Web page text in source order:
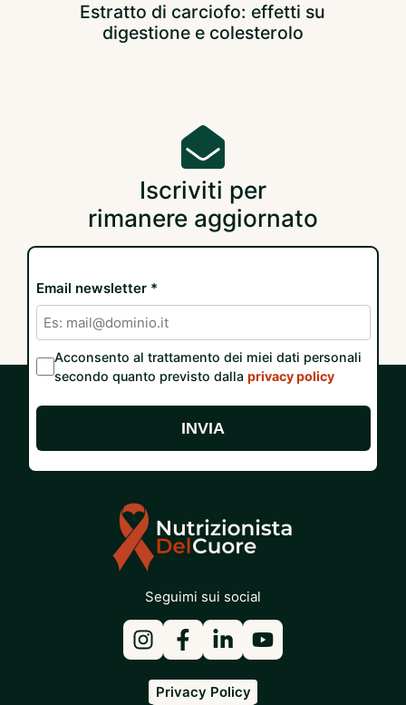
Estratto di carciofo: effetti su
digestione e colesterolo
Iscriviti per
rimanere aggiornato
Email newsletter *
Acconsento al trattamento dei miei dati personali
secondo quanto previsto dalla privacy policy
INVIA
Seguimi sui social
Privacy Policy